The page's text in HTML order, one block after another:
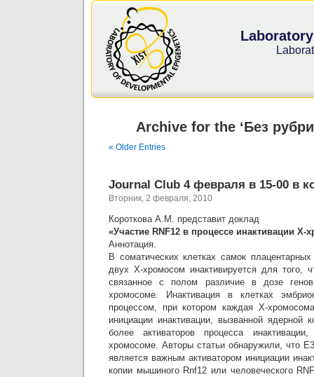
Archive for the ‘Без
« Older Entries
Journal Club 4 февраля в 15-00 в
Вторник, 2 февраля, 2010
Короткова А.М. представит доклад
«Участие RNF12 в процессе инактивации
Аннотация.
В соматических клетках самок
двух Х-хромосом инактивируется для того,
связанное с полом различие в дозе
хромосоме. Инактивация в клетках
процессом, при котором каждая Х-
инициации инактивации, вызванной ядерной
более активаторов процесса
хромосоме. Авторы статьи обнаружили, что
является важным активатором инициации
копии мышиного Rnf12 или человеческого